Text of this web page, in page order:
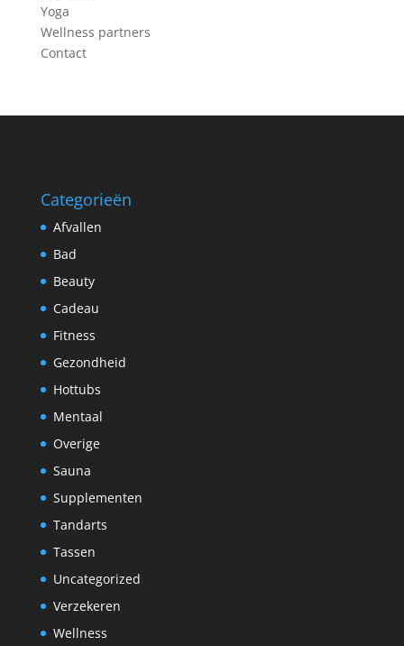
Yoga
Wellness partners
Contact
Categorieën
Afvallen
Bad
Beauty
Cadeau
Fitness
Gezondheid
Hottubs
Mentaal
Overige
Sauna
Supplementen
Tandarts
Tassen
Uncategorized
Verzekeren
Wellness